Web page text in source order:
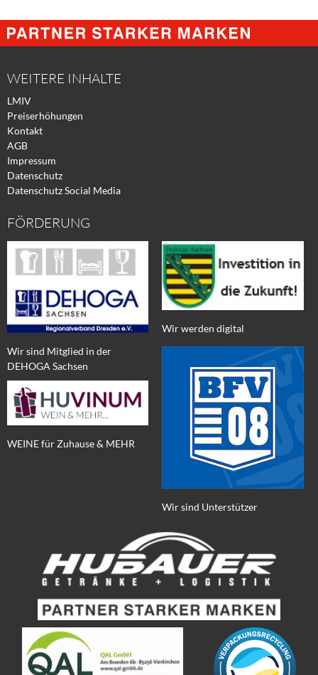
@
Facebook
@
Xing
@
Twitter
WEITERE INHALTE
LMIV
Preiserhöhungen
Kontakt
AGB
Impressum
Datenschutz
Datenschutz Social Media
FÖRDERUNG
Wir sind Mitglied in der
DEHOGA Sachsen
WEINE für Zuhause & MEHR
Wir werden digital
Wir sind Unterstützer